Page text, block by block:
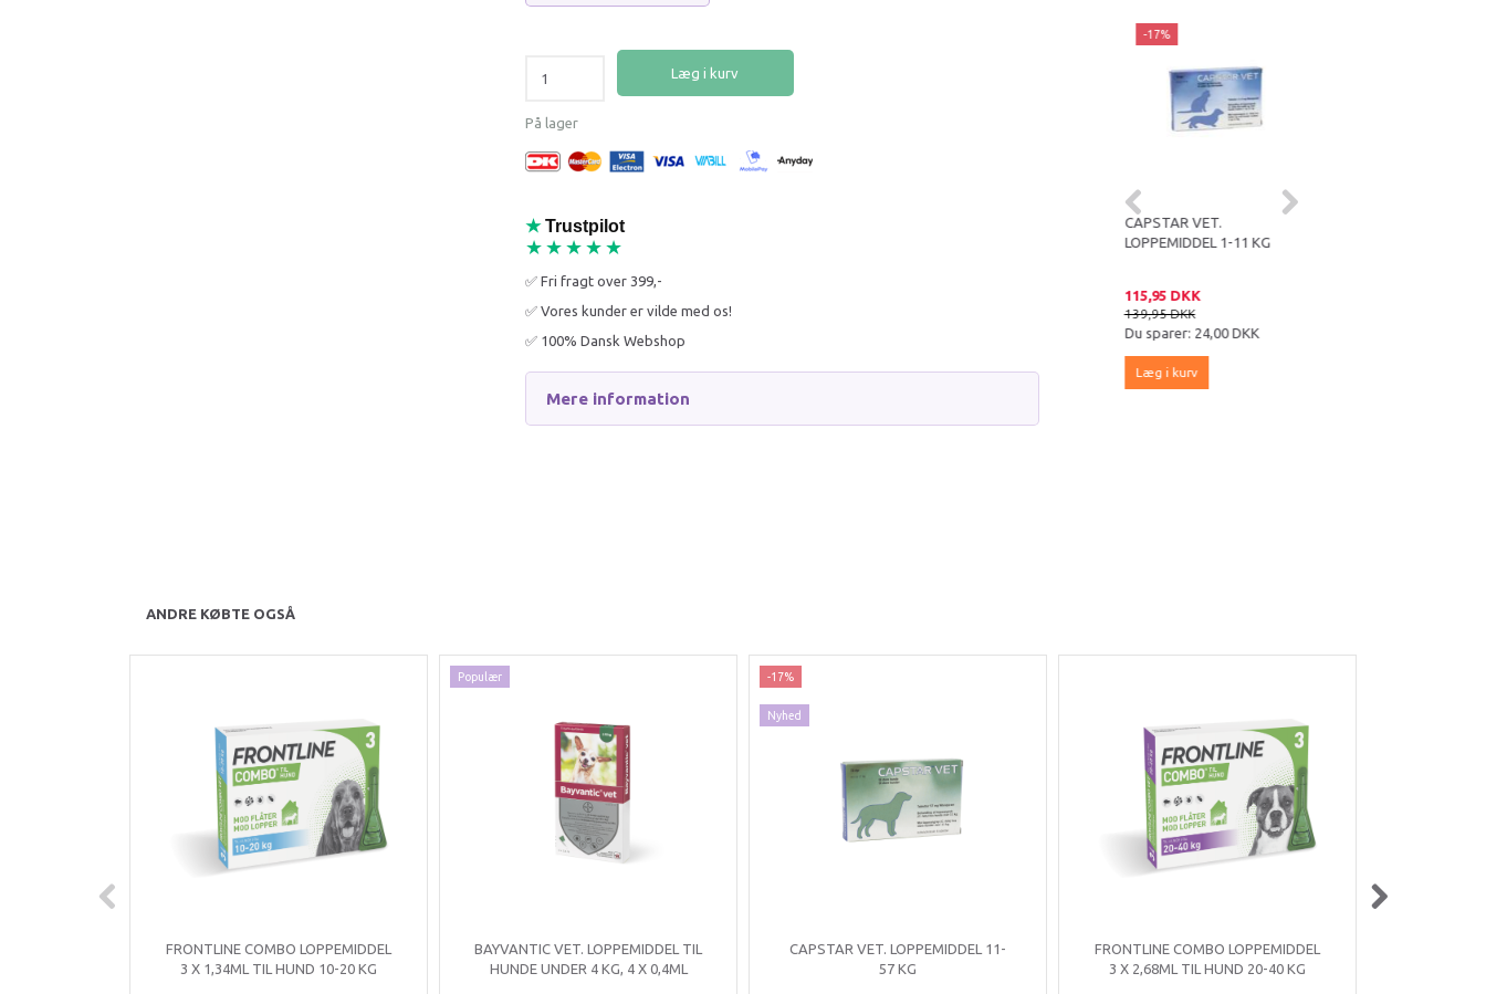
Læg i kurv
På lager
★ Trustpilot
★★★★★
✅ Fri fragt over 399,-
✅ Vores kunder er vilde med os!
✅ 100% Dansk Webshop
Mere information
Læg i kurv Læg i kurv
-17%
CAPSTAR VET.
LOPPEMIDDEL 1-11 KG
115,95 DKK
139,95 DKK
Du sparer: 24,00 DKK
Læg i kurv
ANDRE KØBTE OGSÅ
FRONTLINE COMBO LOPPEMIDDEL
3 X 1,34ML TIL HUND 10-20 KG
Populær
BAYVANTIC VET. LOPPEMIDDEL TIL
HUNDE UNDER 4 KG, 4 X 0,4ML
-17%
Nyhed
CAPSTAR VET. LOPPEMIDDEL 11-
57 KG
FRONTLINE COMBO LOPPEMIDDEL
3 X 2,68ML TIL HUND 20-40 KG